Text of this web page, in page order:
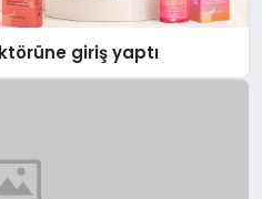
giriş yaptı